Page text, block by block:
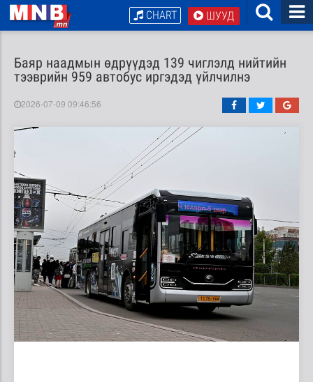
ШУУД
CHART
Баяр наадмын өдрүүдэд 139 чиглэлд нийтийн
тээврийн 959 автобус иргэдэд үйлчилнэ
2026-07-09 09:46:56